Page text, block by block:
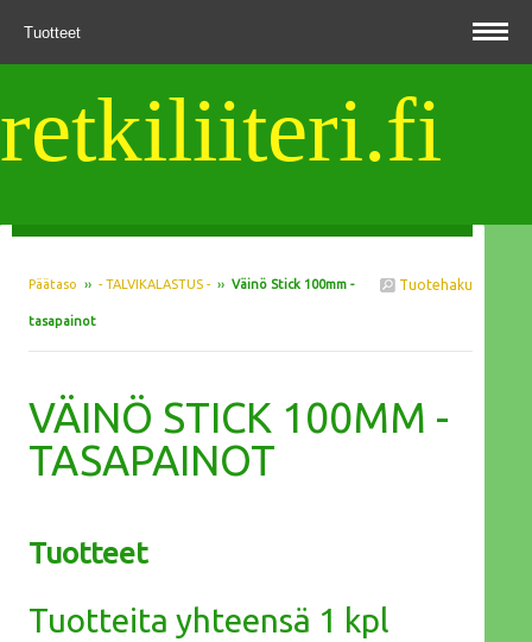
Tuotteet
retkiliiteri.fi
Tuotehaku
Päätaso ›› - TALVIKALASTUS - ›› Väinö Stick 100mm -
tasapainot
VÄINÖ STICK 100MM -
TASAPAINOT
Tuotteet
Tuotteita yhteensä 1 kpl